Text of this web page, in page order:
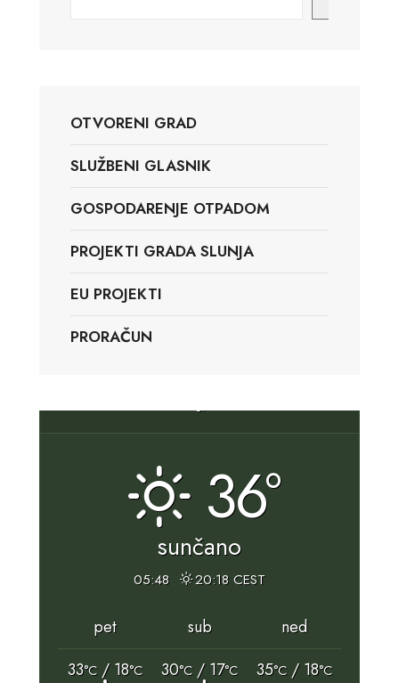
OTVORENI GRAD
SLUŽBENI GLASNIK
GOSPODARENJE OTPADOM
PROJEKTI GRADA SLUNJA
EU PROJEKTI
PRORAČUN
36°
sunčano
05:48 20:18 CEST
pet sub
ned
33°C / 18°C 30°C / 17°C 35°C/ 18°C